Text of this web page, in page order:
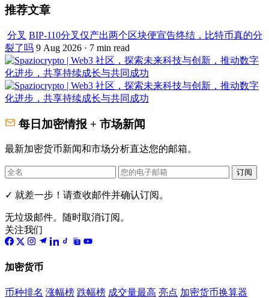
推荐文章
分叉 BIP-110分叉仅产出两个区块便宣告终结，比特币真的分
裂了吗 9 Aug 2026 · 7 min read
每日加密情报 + 市场新闻
最新加密货币新闻和市场分析直达您的邮箱。
订阅
✓ 就差一步！请查收邮件并确认订阅。
无垃圾邮件。随时取消订阅。
关注我们
加密货币
币种排名 涨幅榜 跌幅榜 成交量最高 亮点 加密货币换算器